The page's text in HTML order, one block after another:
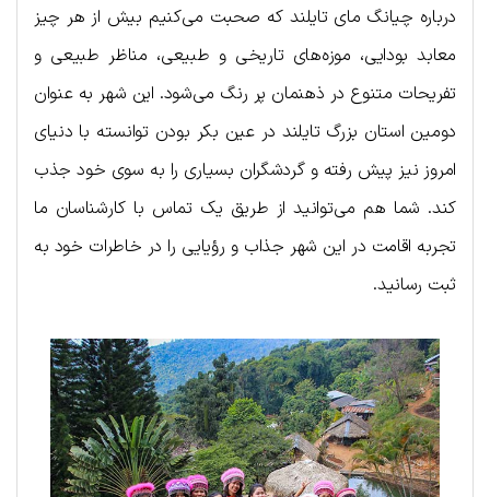
درباره چیانگ مای تایلند که صحبت می‌کنیم بیش از هر چیز
معابد بودایی، موزه‌های تاریخی و طبیعی، مناظر طبیعی و
تفریحات متنوع در ذهنمان پر رنگ می‌شود. این شهر به عنوان
دومین استان بزرگ تایلند در عین بکر بودن توانسته با دنیای
امروز نیز پیش رفته و گردشگران بسیاری را به سوی خود جذب
کند. شما هم می‌توانید از طریق یک تماس با کارشناسان ما
تجربه اقامت در این شهر جذاب و رؤیایی را در خاطرات خود به
ثبت رسانید.